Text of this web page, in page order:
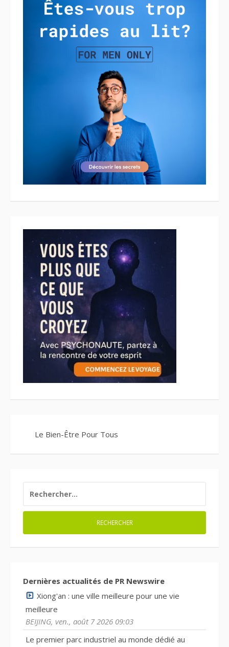
Le Bien-Être Pour Tous
Dernières actualités de PR Newswire
Xiong'an : une ville meilleure pour une vie
meilleure
BEIJING, ven., août 7 2026 09:03
Le premier parc industriel au monde dédié au